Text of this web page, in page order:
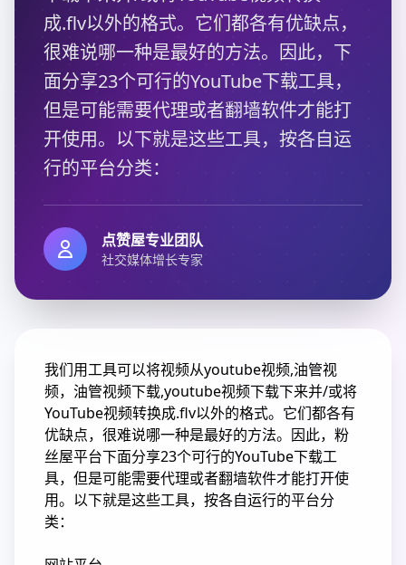
成.flv以外的格式。它们都各有优缺点，
很难说哪一种是最好的方法。因此，下
面分享23个可行的YouTube下载工具，
但是可能需要代理或者翻墙软件才能打
开使用。以下就是这些工具，按各自运
行的平台分类：
点赞屋专业团队
社交媒体增长专家
我们用工具可以将视频从youtube视频,油管视
频，油管视频下载,youtube视频下载下来并/或将
YouTube视频转换成.flv以外的格式。它们都各有
优缺点，很难说哪一种是最好的方法。因此，粉
丝屋平台下面分享23个可行的YouTube下载工
具，但是可能需要代理或者翻墙软件才能打开使
用。以下就是这些工具，按各自运行的平台分
类：